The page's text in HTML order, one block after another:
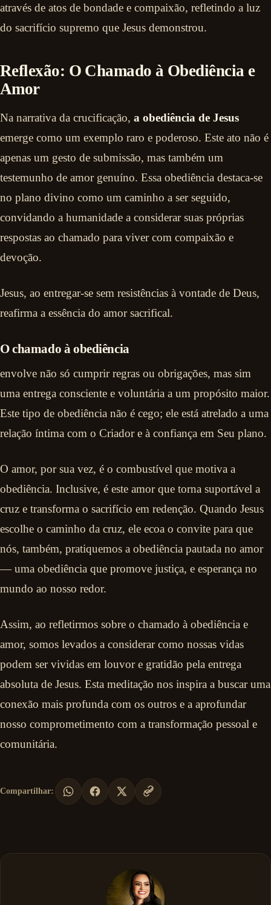
através de atos de bondade e compaixão, refletindo a luz
do sacrifício supremo que Jesus demonstrou.
Reflexão: O Chamado à Obediência e
Amor
Na narrativa da crucificação, a obediência de Jesus
emerge como um exemplo raro e poderoso. Este ato não é
apenas um gesto de submissão, mas também um
testemunho de amor genuíno. Essa obediência destaca-se
no plano divino como um caminho a ser seguido,
convidando a humanidade a considerar suas próprias
respostas ao chamado para viver com compaixão e
devoção.
Jesus, ao entregar-se sem resistências à vontade de Deus,
reafirma a essência do amor sacrifical.
O chamado à obediência
envolve não só cumprir regras ou obrigações, mas sim
uma entrega consciente e voluntária a um propósito maior.
Este tipo de obediência não é cego; ele está atrelado a uma
relação íntima com o Criador e à confiança em Seu plano.
O amor, por sua vez, é o combustível que motiva a
obediência. Inclusive, é este amor que torna suportável a
cruz e transforma o sacrifício em redenção. Quando Jesus
escolhe o caminho da cruz, ele ecoa o convite para que
nós, também, pratiquemos a obediência pautada no amor
— uma obediência que promove justiça, e esperança no
mundo ao nosso redor.
Assim, ao refletirmos sobre o chamado à obediência e
amor, somos levados a considerar como nossas vidas
podem ser vividas em louvor e gratidão pela entrega
absoluta de Jesus. Esta meditação nos inspira a buscar uma
conexão mais profunda com os outros e a aprofundar
nosso comprometimento com a transformação pessoal e
comunitária.
Compartilhar: